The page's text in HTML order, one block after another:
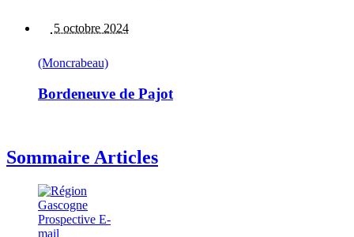
5 octobre 2024
(Moncrabeau)
Bordeneuve de Pajot
Sommaire Articles